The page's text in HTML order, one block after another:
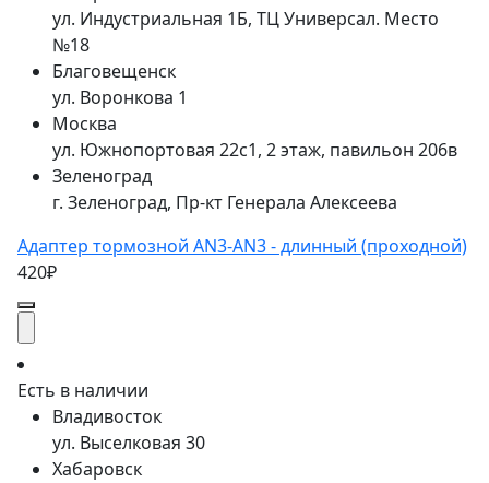
ул. Индустриальная 1Б, ТЦ Универсал. Место
№18
Благовещенск
ул. Воронкова 1
Москва
ул. Южнопортовая 22с1, 2 этаж, павильон 206в
Зеленоград
г. Зеленоград, Пр-кт Генерала Алексеева
Адаптер тормозной AN3-AN3 - длинный (проходной)
420₽
Есть в наличии
Владивосток
ул. Выселковая 30
Хабаровск